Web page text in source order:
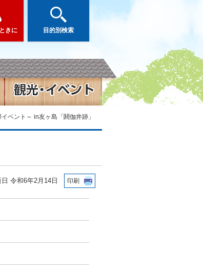
きに 目的別検索
ベント～ in友ヶ島「閼伽井跡」
令和6年2月14日 印刷